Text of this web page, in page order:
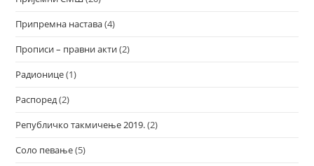
Припремна настава(4)
Прописи – правни акти(2)
Радионице(1)
Распоред(2)
Републичко такмичење 2019.(2)
Соло певање(5)